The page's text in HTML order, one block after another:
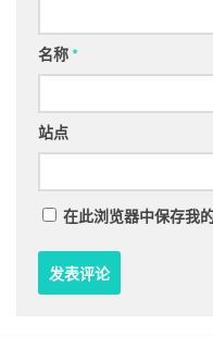
名称*
站点
在此浏览器中保存我